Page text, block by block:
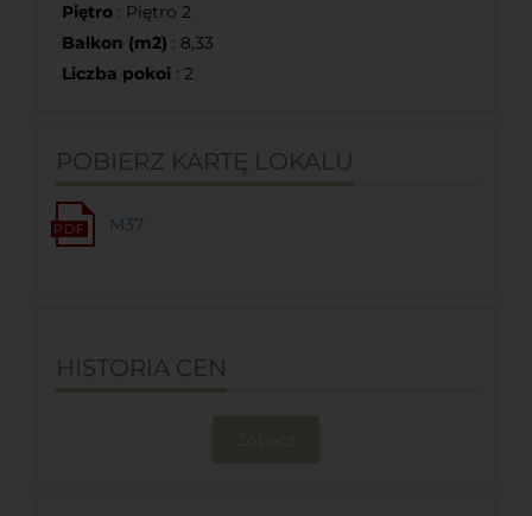
Piętro : Piętro 2
Balkon (m2) : 8,33
Liczba pokoi : 2
POBIERZ KARTĘ LOKALU
M37
HISTORIA CEN